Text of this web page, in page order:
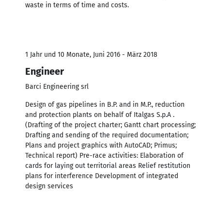
waste in terms of time and costs.
1 Jahr und 10 Monate, Juni 2016 - März 2018
Engineer
Barci Engineering srl
Design of gas pipelines in B.P. and in M.P., reduction
and protection plants on behalf of Italgas S.p.A .
(Drafting of the project charter; Gantt chart processing;
Drafting and sending of the required documentation;
Plans and project graphics with AutoCAD; Primus;
Technical report) Pre-race activities: Elaboration of
cards for laying out territorial areas Relief restitution
plans for interference Development of integrated
design services